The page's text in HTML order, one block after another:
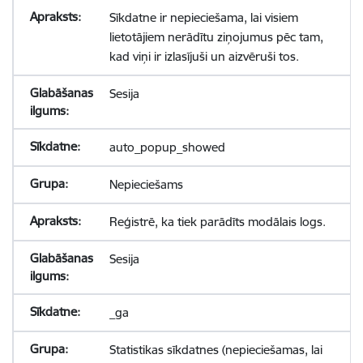
Sīkdatne ir nepieciešama, lai visiem
lietotājiem nerādītu ziņojumus pēc tam,
kad viņi ir izlasījuši un aizvēruši tos.
Sesija
auto_popup_showed
Nepieciešams
Reģistrē, ka tiek parādīts modālais logs.
Sesija
_ga
Statistikas sīkdatnes (nepieciešamas, lai